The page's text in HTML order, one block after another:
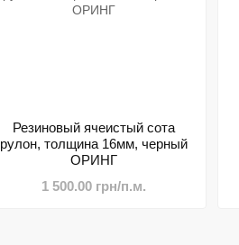
Резиновый ячеистый сота
рулон, толщина 16мм, черный
ОРИНГ
1 500.00 грн/п.м.